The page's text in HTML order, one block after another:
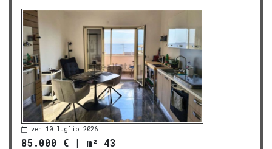
ven 10 luglio 2026
85.000 € | m² 43